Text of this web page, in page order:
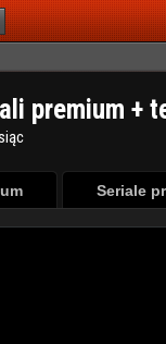
premium +
Seriale